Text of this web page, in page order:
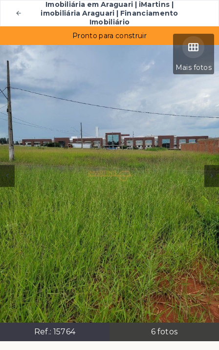
Imobiliária em Araguari | iMartins |
imobiliária Araguari | Financiamento
Imobiliário
Mais fotos
Ref.: 15764 6 fotos
Pronto para construir